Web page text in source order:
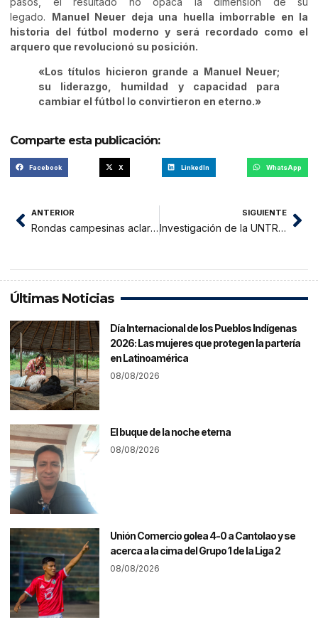
legado. Manuel Neuer deja una huella imborrable en la
historia del fútbol moderno y será recordado como el
arquero que revolucionó su posición.
«Los títulos hicieron grande a Manuel Neuer;
su liderazgo, humildad y capacidad para
cambiar el fútbol lo convirtieron en eterno.»
Comparte esta publicación:
Facebook X LinkedIn WhatsApp
ANTERIOR
Rondas campesinas aclaran manejo de fondos recaudados para niño quemado
SIGUIENTE
Investigación de la UNTRM identifica variedades de frijol con mayor valor nutricional y menor tiempo de cocción
Últimas Noticias
Día Internacional de los Pueblos Indígenas
2026: Las mujeres que protegen la partería
en Latinoamérica
08/08/2026
El buque de la noche eterna
08/08/2026
Unión Comercio golea 4-0 a Cantolao y se
acerca a la cima del Grupo 1 de la Liga 2
08/08/2026